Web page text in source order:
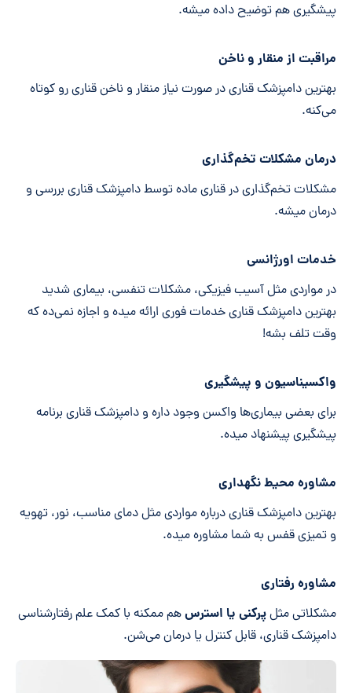
پیشگیری هم توضیح داده میشه.
مراقبت از منقار و ناخن
بهترین دامپزشک قناری در صورت نیاز منقار و ناخن قناری رو کوتاه
می‌کنه.
درمان مشکلات تخم‌گذاری
مشکلات تخم‌گذاری در قناری ماده توسط دامپزشک قناری بررسی و
درمان میشه.
خدمات اورژانسی
در مواردی مثل آسیب فیزیکی، مشکلات تنفسی، بیماری شدید
بهترین دامپزشک قناری خدمات فوری ارائه میده و اجازه نمی‌ده که
وقت تلف بشه!
واکسیناسیون و پیشگیری
برای بعضی بیماری‌ها واکسن وجود داره و دامپزشک قناری برنامه
پیشگیری پیشنهاد میده.
مشاوره محیط نگهداری
بهترین دامپزشک قناری درباره مواردی مثل دمای مناسب، نور، تهویه
و تمیزی قفس به شما مشاوره میده.
مشاوره رفتاری
مشکلاتی مثلپرکنی یا استرسهم ممکنه با کمک علم رفتارشناسی
دامپزشک قناری، قابل کنترل یا درمان می‌شن.